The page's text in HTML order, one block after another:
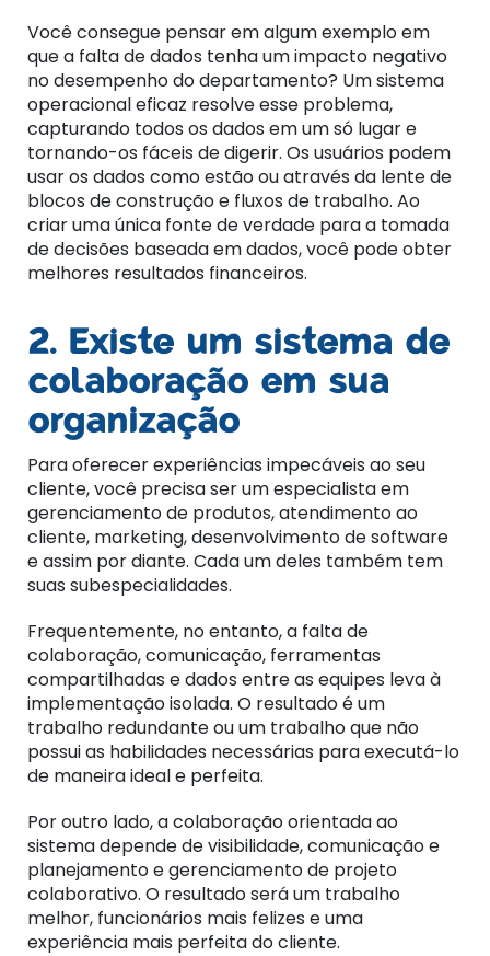
Você consegue pensar em algum exemplo em
que a falta de dados tenha um impacto negativo
no desempenho do departamento? Um sistema
operacional eficaz resolve esse problema,
capturando todos os dados em um só lugar e
tornando-os fáceis de digerir. Os usuários podem
usar os dados como estão ou através da lente de
blocos de construção e fluxos de trabalho. Ao
criar uma única fonte de verdade para a tomada
de decisões baseada em dados, você pode obter
melhores resultados financeiros.
2. Existe um sistema de
colaboração em sua
organização
Para oferecer experiências impecáveis ​​ao seu
cliente, você precisa ser um especialista em
gerenciamento de produtos, atendimento ao
cliente, marketing, desenvolvimento de software
e assim por diante. Cada um deles também tem
suas subespecialidades.
Frequentemente, no entanto, a falta de
colaboração, comunicação, ferramentas
compartilhadas e dados entre as equipes leva à
implementação isolada. O resultado é um
trabalho redundante ou um trabalho que não
possui as habilidades necessárias para executá-lo
de maneira ideal e perfeita.
Por outro lado, a colaboração orientada ao
sistema depende de visibilidade, comunicação e
planejamento e gerenciamento de projeto
colaborativo. O resultadoserá um trabalho
melhor, funcionários mais felizes e uma
experiência mais perfeita do cliente.